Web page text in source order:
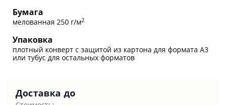
Бумага
мелованная 250 г/м2
Упаковка
плотный конверт с защитой из картона для формата А3
или тубус для остальных форматов
Доставка до